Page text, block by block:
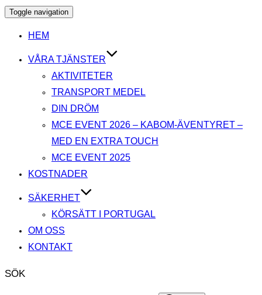
Toggle navigation
HEM
VÅRA TJÄNSTER
AKTIVITETER
TRANSPORT MEDEL
DIN DRÖM
MCE EVENT 2026 – KABOM-ÄVENTYRET –
MED EN EXTRA TOUCH
MCE EVENT 2025
KOSTNADER
SÄKERHET
KÖRSÄTT I PORTUGAL
OM OSS
KONTAKT
SÖK